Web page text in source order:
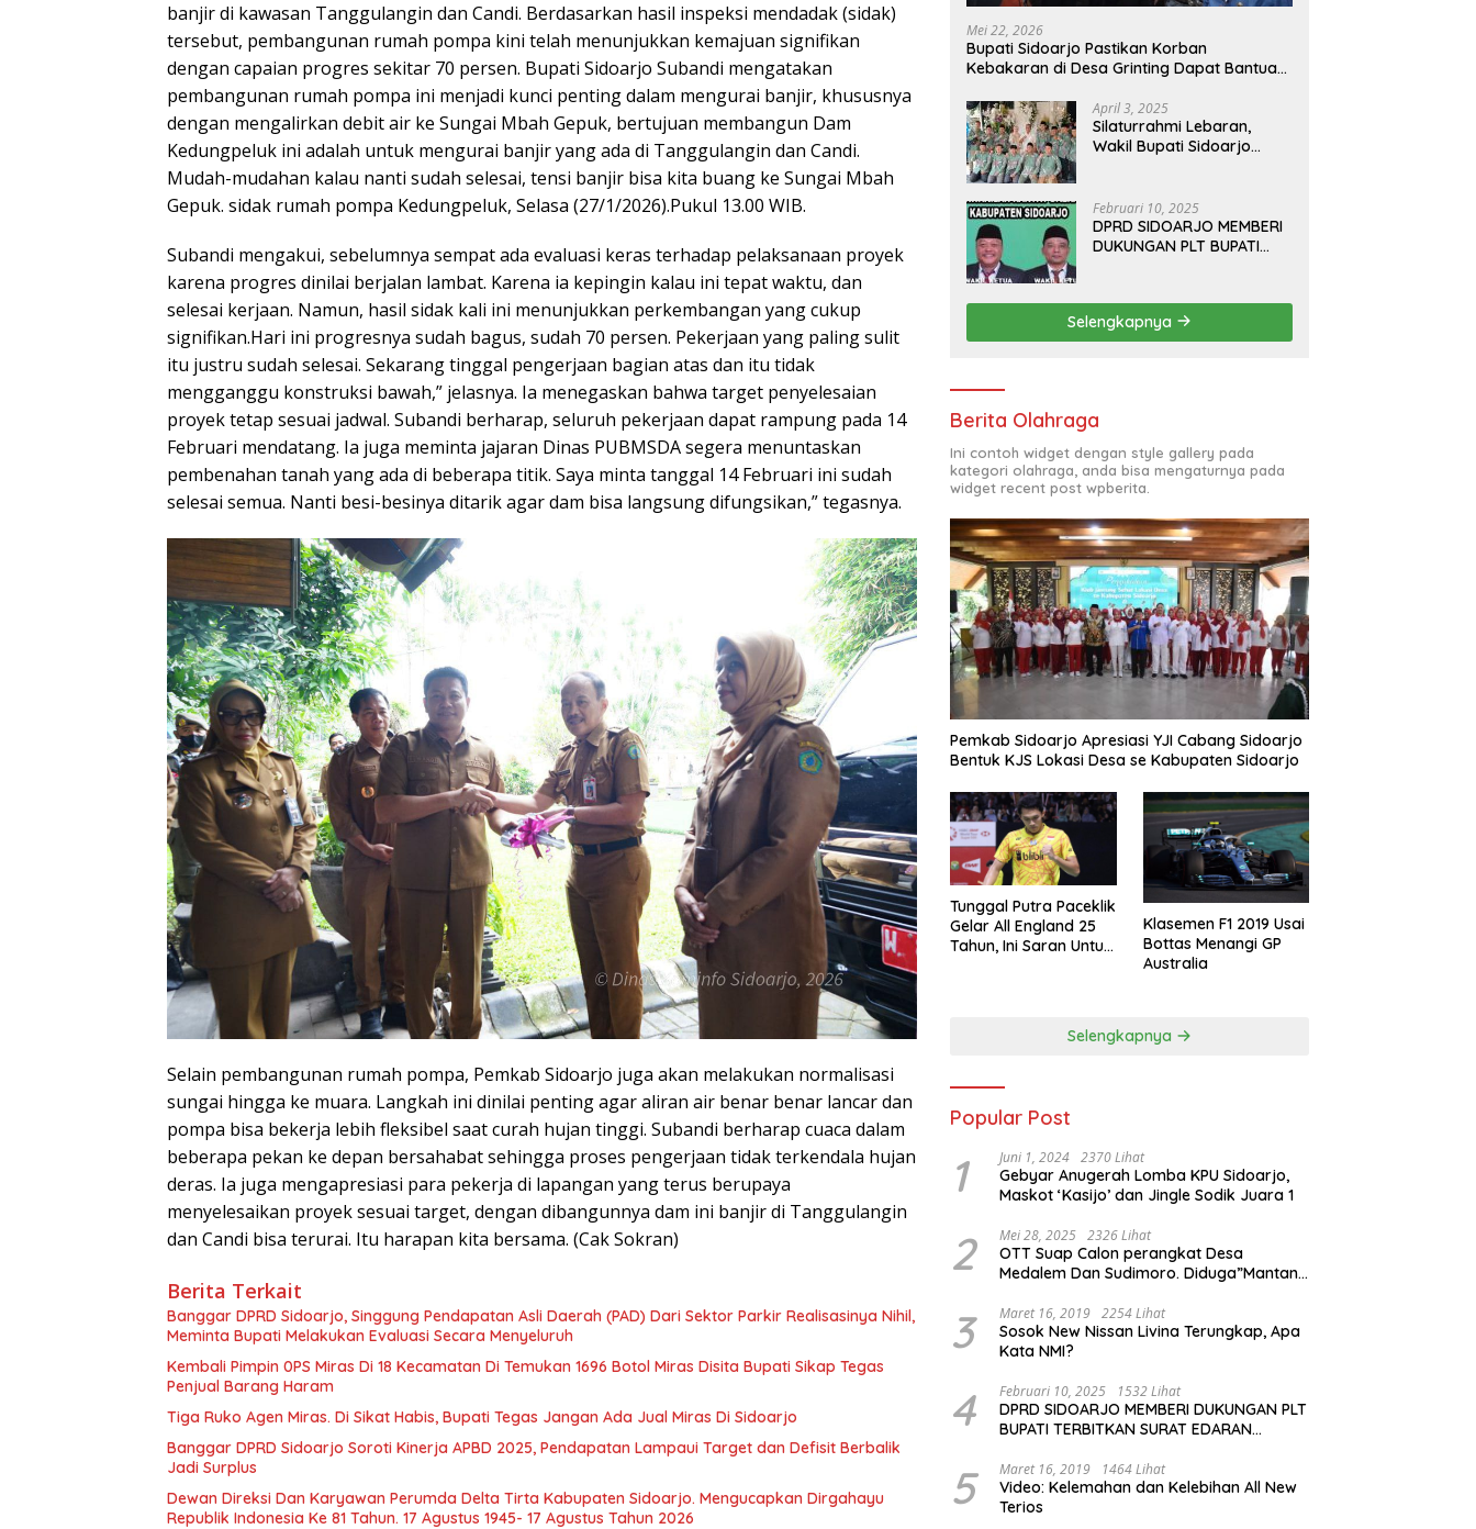
banjir di kawasan Tanggulangin dan Candi. Berdasarkan hasil inspeksi mendadak (sidak)
tersebut, pembangunan rumah pompa kini telah menunjukkan kemajuan signifikan
dengan capaian progres sekitar 70 persen. Bupati Sidoarjo Subandi mengatakan
pembangunan rumah pompa ini menjadi kunci penting dalam mengurai banjir, khususnya
dengan mengalirkan debit air ke Sungai Mbah Gepuk, bertujuan membangun Dam
Kedungpeluk ini adalah untuk mengurai banjir yang ada di Tanggulangin dan Candi.
Mudah-mudahan kalau nanti sudah selesai, tensi banjir bisa kita buang ke Sungai Mbah
Gepuk. sidak rumah pompa Kedungpeluk, Selasa (27/1/2026).Pukul 13.00 WIB.
Subandi mengakui, sebelumnya sempat ada evaluasi keras terhadap pelaksanaan proyek
karena progres dinilai berjalan lambat. Karena ia kepingin kalau ini tepat waktu, dan
selesai kerjaan. Namun, hasil sidak kali ini menunjukkan perkembangan yang cukup
signifikan.Hari ini progresnya sudah bagus, sudah 70 persen. Pekerjaan yang paling sulit
itu justru sudah selesai. Sekarang tinggal pengerjaan bagian atas dan itu tidak
mengganggu konstruksi bawah,” jelasnya. Ia menegaskan bahwa target penyelesaian
proyek tetap sesuai jadwal. Subandi berharap, seluruh pekerjaan dapat rampung pada 14
Februari mendatang. Ia juga meminta jajaran Dinas PUBMSDA segera menuntaskan
pembenahan tanah yang ada di beberapa titik. Saya minta tanggal 14 Februari ini sudah
selesai semua. Nanti besi-besinya ditarik agar dam bisa langsung difungsikan,” tegasnya.
Selain pembangunan rumah pompa, Pemkab Sidoarjo juga akan melakukan normalisasi
sungai hingga ke muara. Langkah ini dinilai penting agar aliran air benar benar lancar dan
pompa bisa bekerja lebih fleksibel saat curah hujan tinggi. Subandi berharap cuaca dalam
beberapa pekan ke depan bersahabat sehingga proses pengerjaan tidak terkendala hujan
deras. Ia juga mengapresiasi para pekerja di lapangan yang terus berupaya
menyelesaikan proyek sesuai target, dengan dibangunnya dam ini banjir di Tanggulangin
dan Candi bisa terurai. Itu harapan kita bersama. (Cak Sokran)
Berita Terkait
Banggar DPRD Sidoarjo, Singgung Pendapatan Asli Daerah (PAD) Dari Sektor Parkir Realisasinya Nihil,
Meminta Bupati Melakukan Evaluasi Secara Menyeluruh
Kembali Pimpin 0PS Miras Di 18 Kecamatan Di Temukan 1696 Botol Miras Disita Bupati Sikap Tegas
Penjual Barang Haram
Tiga Ruko Agen Miras. Di Sikat Habis, Bupati Tegas Jangan Ada Jual Miras Di Sidoarjo
Banggar DPRD Sidoarjo Soroti Kinerja APBD 2025, Pendapatan Lampaui Target dan Defisit Berbalik
Jadi Surplus
Dewan Direksi Dan Karyawan Perumda Delta Tirta Kabupaten Sidoarjo. Mengucapkan Dirgahayu
Republik Indonesia Ke 81 Tahun. 17 Agustus 1945- 17 Agustus Tahun 2026
Mei 22, 2026
Bupati Sidoarjo Pastikan Korban
Kebakaran di Desa Grinting Dapat Bantuan
April 3, 2025
Silaturrahmi Lebaran,
Wakil Bupati Sidoarjo
Februari 10, 2025
DPRD SIDOARJO MEMBERI
DUKUNGAN PLT BUPATI
OUTDOOR LEARNING
(ODL) TK, PAUD, SD,
SMP/MTS KELUAR KOTA
Selengkapnya
Berita Olahraga
Ini contoh widget dengan style gallery pada
kategori olahraga, anda bisa mengaturnya pada
widget recent post wpberita.
Pemkab Sidoarjo Apresiasi YJI Cabang Sidoarjo
Bentuk KJS Lokasi Desa se Kabupaten Sidoarjo
Tunggal Putra Paceklik
Gelar All England 25
Tahun, Ini Saran Untuk
Klasemen F1 2019 Usai
Bottas Menangi GP
Australia
Selengkapnya
Popular Post
1 Juni 1, 2024 2370 Lihat
Gebyar Anugerah Lomba KPU Sidoarjo,
Maskot ‘Kasijo’ dan Jingle Sodik Juara 1
2 Mei 28, 2025 2326 Lihat
OTT Suap Calon perangkat Desa
Medalem Dan Sudimoro. Diduga”Mantan
3 Maret 16, 2019 2254 Lihat
Sosok New Nissan Livina Terungkap, Apa
Kata NMI?
4 Februari 10, 2025 1532 Lihat
DPRD SIDOARJO MEMBERI DUKUNGAN PLT
BUPATI TERBITKAN SURAT EDARAN
(ODL) TK, PAUD, SD, SMP/MTS KELUAR
KOTA
5 Maret 16, 2019 1464 Lihat
Video: Kelemahan dan Kelebihan All New
Terios